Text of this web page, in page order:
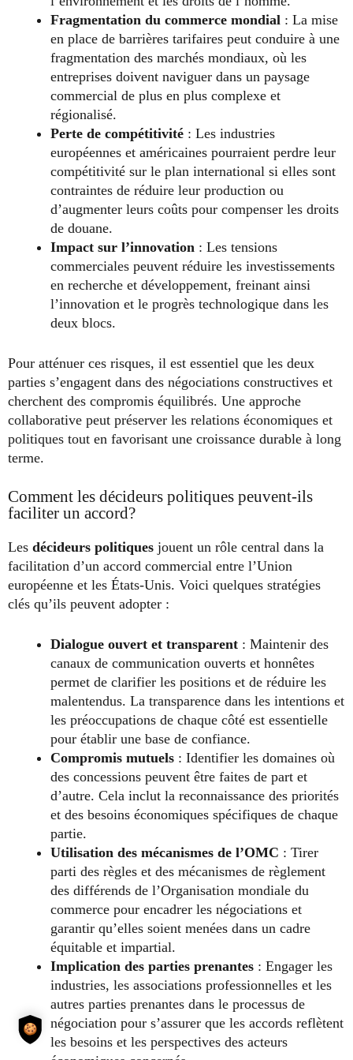
Fragmentation du commerce mondial : La mise
en place de barrières tarifaires peut conduire à une
fragmentation des marchés mondiaux, où les
entreprises doivent naviguer dans un paysage
commercial de plus en plus complexe et
régionalisé.
Perte de compétitivité : Les industries
européennes et américaines pourraient perdre leur
compétitivité sur le plan international si elles sont
contraintes de réduire leur production ou
d’augmenter leurs coûts pour compenser les droits
de douane.
Impact sur l’innovation : Les tensions
commerciales peuvent réduire les investissements
en recherche et développement, freinant ainsi
l’innovation et le progrès technologique dans les
deux blocs.
Pour atténuer ces risques, il est essentiel que les deux
parties s’engagent dans des négociations constructives et
cherchent des compromis équilibrés. Une approche
collaborative peut préserver les relations économiques et
politiques tout en favorisant une croissance durable à long
terme.
Comment les décideurs politiques peuvent-ils
faciliter un accord?
Les décideurs politiques jouent un rôle central dans la
facilitation d’un accord commercial entre l’Union
européenne et les États-Unis. Voici quelques stratégies
clés qu’ils peuvent adopter :
Dialogue ouvert et transparent : Maintenir des
canaux de communication ouverts et honnêtes
permet de clarifier les positions et de réduire les
malentendus. La transparence dans les intentions et
les préoccupations de chaque côté est essentielle
pour établir une base de confiance.
Compromis mutuels : Identifier les domaines où
des concessions peuvent être faites de part et
d’autre. Cela inclut la reconnaissance des priorités
et des besoins économiques spécifiques de chaque
partie.
Utilisation des mécanismes de l’OMC : Tirer
parti des règles et des mécanismes de règlement
des différends de l’Organisation mondiale du
commerce pour encadrer les négociations et
garantir qu’elles soient menées dans un cadre
équitable et impartial.
Implication des parties prenantes : Engager les
industries, les associations professionnelles et les
autres parties prenantes dans le processus de
négociation pour s’assurer que les accords reflètent
les besoins et les perspectives des acteurs